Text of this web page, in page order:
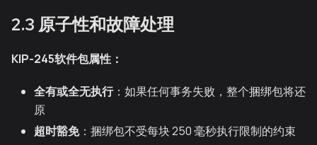
2.3 原子性和故障处理
KIP-245软件包属性：
全有或全无执行：如果任何事务失败，整个捆绑包将还
原
超时豁免：捆绑包不受每块 250 毫秒执行限制的约束